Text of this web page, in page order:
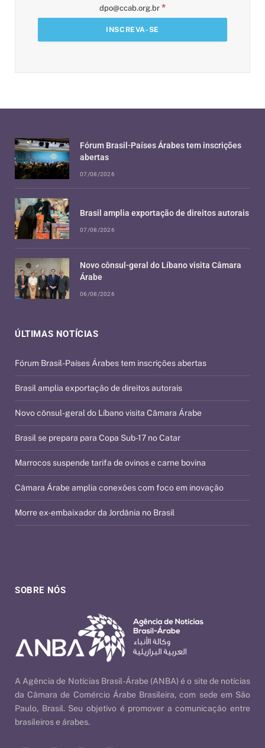
dpo@ccab.org.br *
SOBRE NÓS
A Agência de Notícias Brasil-Árabe (ANBA) é o site de notícias
da Câmara de Comércio Árabe Brasileira, com sede em São
Paulo, Brasil. Seu objetivo é promover a comunicação entre
brasileiros e árabes.
ÚLTIMAS NOTÍCIAS
Fórum Brasil-Países Árabes tem inscrições abertas
Brasil amplia exportação de direitos autorais
Novo cônsul-geral do Líbano visita Câmara Árabe
Brasil se prepara para Copa Sub-17 no Catar
Marrocos suspende tarifa de ovinos e carne bovina
Câmara Árabe amplia conexões com foco em inovação
Morre ex-embaixador da Jordânia no Brasil
Fórum Brasil-Países Árabes tem inscrições
abertas
07/08/2026
Brasil amplia exportação de direitos autorais
07/08/2026
Novo cônsul-geral do Líbano visita Câmara
Árabe
06/08/2026